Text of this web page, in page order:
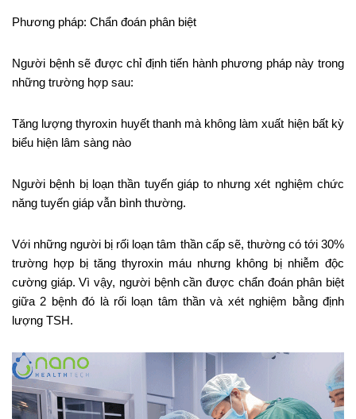
Phương pháp: Chẩn đoán phân biệt
Người bệnh sẽ được chỉ định tiến hành phương pháp này trong
những trường hợp sau:
Tăng lượng thyroxin huyết thanh mà không làm xuất hiện bất kỳ
biểu hiện lâm sàng nào
Người bệnh bị loạn thần tuyến giáp to nhưng xét nghiệm chức
năng tuyến giáp vẫn bình thường.
Với những người bị rối loạn tâm thần cấp sẽ, thường có tới 30%
trường hợp bị tăng thyroxin máu nhưng không bị nhiễm độc
cường giáp. Vì vậy, người bệnh cần được chẩn đoán phân biệt
giữa 2 bệnh đó là rối loạn tâm thần và xét nghiệm bằng định
lượng TSH.